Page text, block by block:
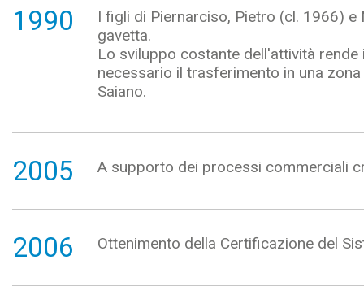
1990
I figli di Piernarciso, Pietro (cl. 1966)
gavetta.
Lo sviluppo costante dell'attività
necessario il trasferimento in una
Saiano.
2005 A supporto dei processi commerciali
2006 Ottenimento della Certificazione del